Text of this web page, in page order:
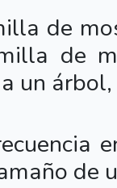
de
de
un
de